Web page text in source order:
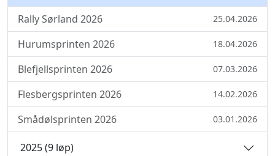
Rally Sørland 2026 25.04.2026
Hurumsprinten 2026 18.04.2026
Blefjellsprinten 2026 07.03.2026
Flesbergsprinten 2026 14.02.2026
Smådølsprinten 2026 03.01.2026
2025 (9 løp)